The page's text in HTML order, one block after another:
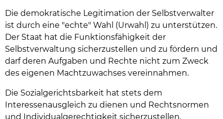
Die demokratische Legitimation der Selbstverwalter
ist durch eine "echte" Wahl (Urwahl) zu unterstützen.
Der Staat hat die Funktionsfähigkeit der
Selbstverwaltung sicherzustellen und zu fördern und
darf deren Aufgaben und Rechte nicht zum Zweck
des eigenen Machtzuwachses vereinnahmen.
Die Sozialgerichtsbarkeit hat stets dem
Interessenausgleich zu dienen und Rechtsnormen
und Individualgerechtigkeit sicherzustellen.